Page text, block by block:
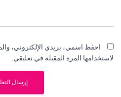
احفظ اسمي، بريدي الإلكتروني،
لاستخدامها المرة المقبلة في تعليقي.